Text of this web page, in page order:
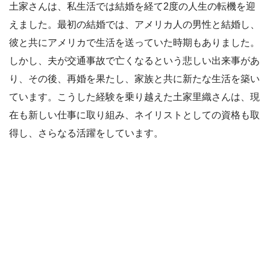
土家さんは、私生活では結婚を経て2度の人生の転機を迎
えました。最初の結婚では、アメリカ人の男性と結婚し、
彼と共にアメリカで生活を送っていた時期もありました。
しかし、夫が交通事故で亡くなるという悲しい出来事があ
り、その後、再婚を果たし、家族と共に新たな生活を築い
ています。こうした経験を乗り越えた土家里織さんは、現
在も新しい仕事に取り組み、ネイリストとしての資格も取
得し、さらなる活躍をしています。